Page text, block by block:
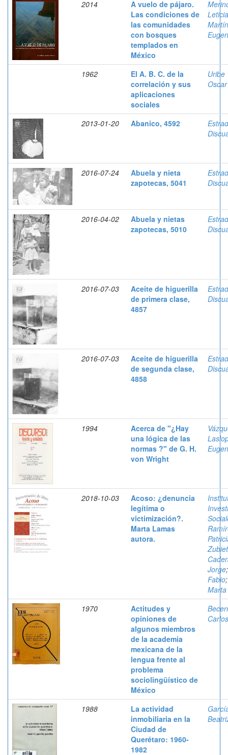
2014
A vuelo de pájaro.
Las condiciones de
las comunidades
con bosques
templados en
México
Leticia
1962
El A. B. C. de la
correlación y sus
aplicaciones
sociales
Uribe
Oscar
2013-01-20 Abanico, 4592
2016-07-24
Abuela y nieta
zapotecas, 5041
2016-04-02
Abuela y nietas
zapotecas, 5010
2016-07-03
Aceite de higuerilla
de primera clase,
4857
2016-07-03
Aceite de higuerilla
de segunda clase,
4858
1994
Acerca de "¿Hay
una lógica de las
normas ?" de G. H.
von Wright
2018-10-03
Acoso: ¿denuncia
legítima o
victimización?.
Marta Lamas
autora.
Jorge
Fabio
Marta
1970
Actitudes y
opiniones de
algunos miembros
de la academia
mexicana de la
lengua frente al
problema
sociolingüístico de
México
Carlos
1988
La actividad
inmobiliaria en la
Ciudad de
Querétaro: 1960-
1982